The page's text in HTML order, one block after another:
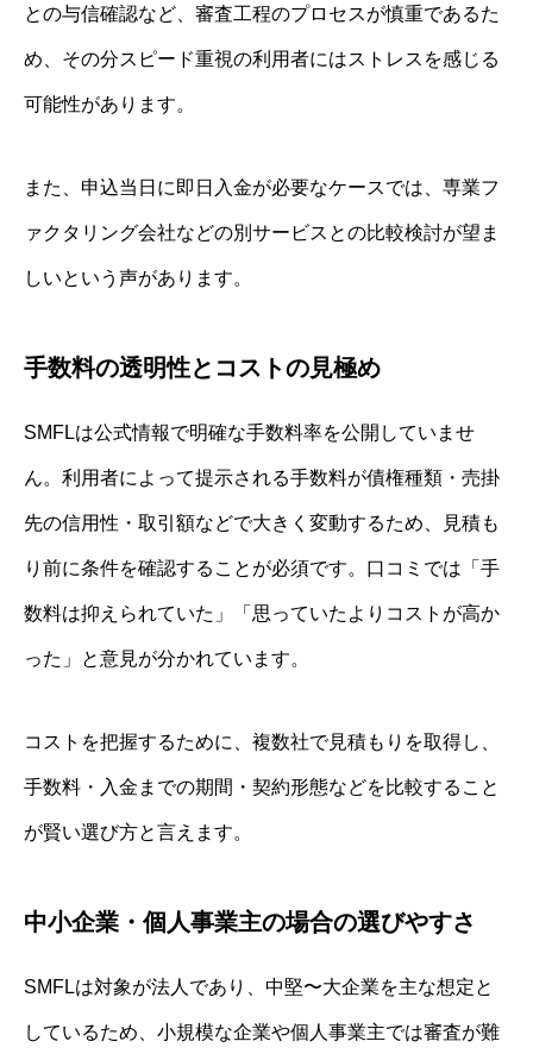
との与信確認など、審査工程のプロセスが慎重であるた
め、その分スピード重視の利用者にはストレスを感じる
可能性があります。
また、申込当日に即日入金が必要なケースでは、専業フ
ァクタリング会社などの別サービスとの比較検討が望ま
しいという声があります。
手数料の透明性とコストの見極め
SMFLは公式情報で明確な手数料率を公開していませ
ん。利用者によって提示される手数料が債権種類・売掛
先の信用性・取引額などで大きく変動するため、見積も
り前に条件を確認することが必須です。口コミでは「手
数料は抑えられていた」「思っていたよりコストが高か
った」と意見が分かれています。
コストを把握するために、複数社で見積もりを取得し、
手数料・入金までの期間・契約形態などを比較すること
が賢い選び方と言えます。
中小企業・個人事業主の場合の選びやすさ
SMFLは対象が法人であり、中堅〜大企業を主な想定と
しているため、小規模な企業や個人事業主では審査が難